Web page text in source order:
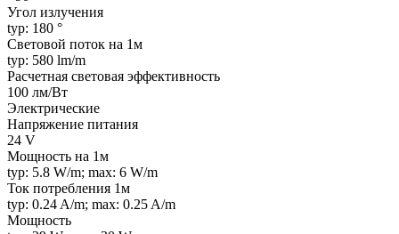
Угол излучения
typ: 180 °
Световой поток на 1м
typ: 580 lm/m
Расчетная световая эффективность
100 лм/Вт
Электрические
Напряжение питания
24 V
Мощность на 1м
typ: 5.8 W/m; max: 6 W/m
Ток потребления 1м
typ: 0.24 A/m; max: 0.25 A/m
Мощность